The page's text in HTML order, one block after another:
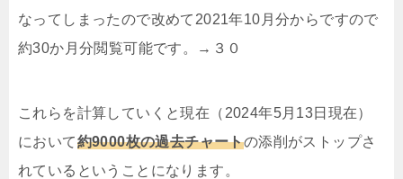
なってしまったので改めて2021年10月分からですので
約30か月分閲覧可能です。→３０
これらを計算していくと現在（2024年5月13日現在）
において約9000枚の過去チャートの添削がストップさ
れているということになります。